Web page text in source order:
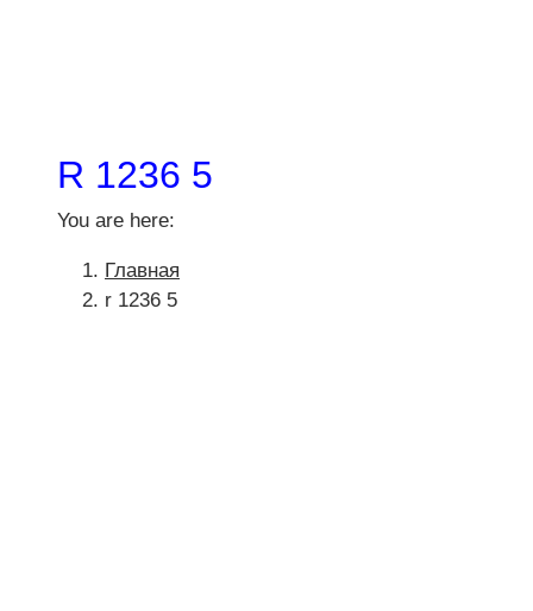
R 1236 5
You are here:
Главная
r 1236 5